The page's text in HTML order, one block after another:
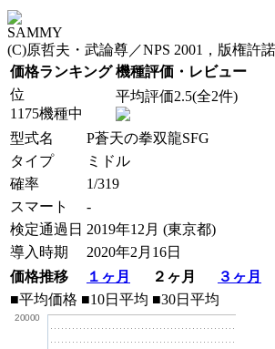
SAMMY
(C)原哲夫・武論尊／NPS 2001，版権許
価格ランキング 機種評価・レビュー
位
1175機種中
平均評価2.5(全2件)
型式名
P蒼天の拳双龍SFG
タイプ
ミドル
確率
1/319
スマート
-
検定通過日 2019年12月 (東京都)
導入時期
2020年2月16日
価格推移
１ヶ月 ２ヶ月
３ヶ月
■平均価格 ■10日平均 ■30日平均
20000